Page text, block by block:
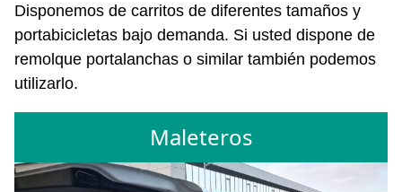
Disponemos de carritos de diferentes tamaños y
portabicicletas bajo demanda. Si usted dispone de
remolque portalanchas o similar también podemos
utilizarlo.
Maleteros